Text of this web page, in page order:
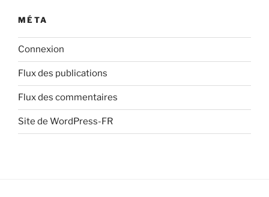
MÉTA
Connexion
Flux des publications
Flux des commentaires
Site de WordPress-FR